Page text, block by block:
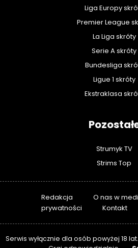
Liga Europy
Premier League
La Liga skróty
Serie A skróty
Bundesliga
Ligue 1 skróty
Ekstraklasa
Strumyk TV
Strims Top
Redakcja O nas w
prywatności
Kontakt
Serwis wyłącznie dla osób powyżej 18